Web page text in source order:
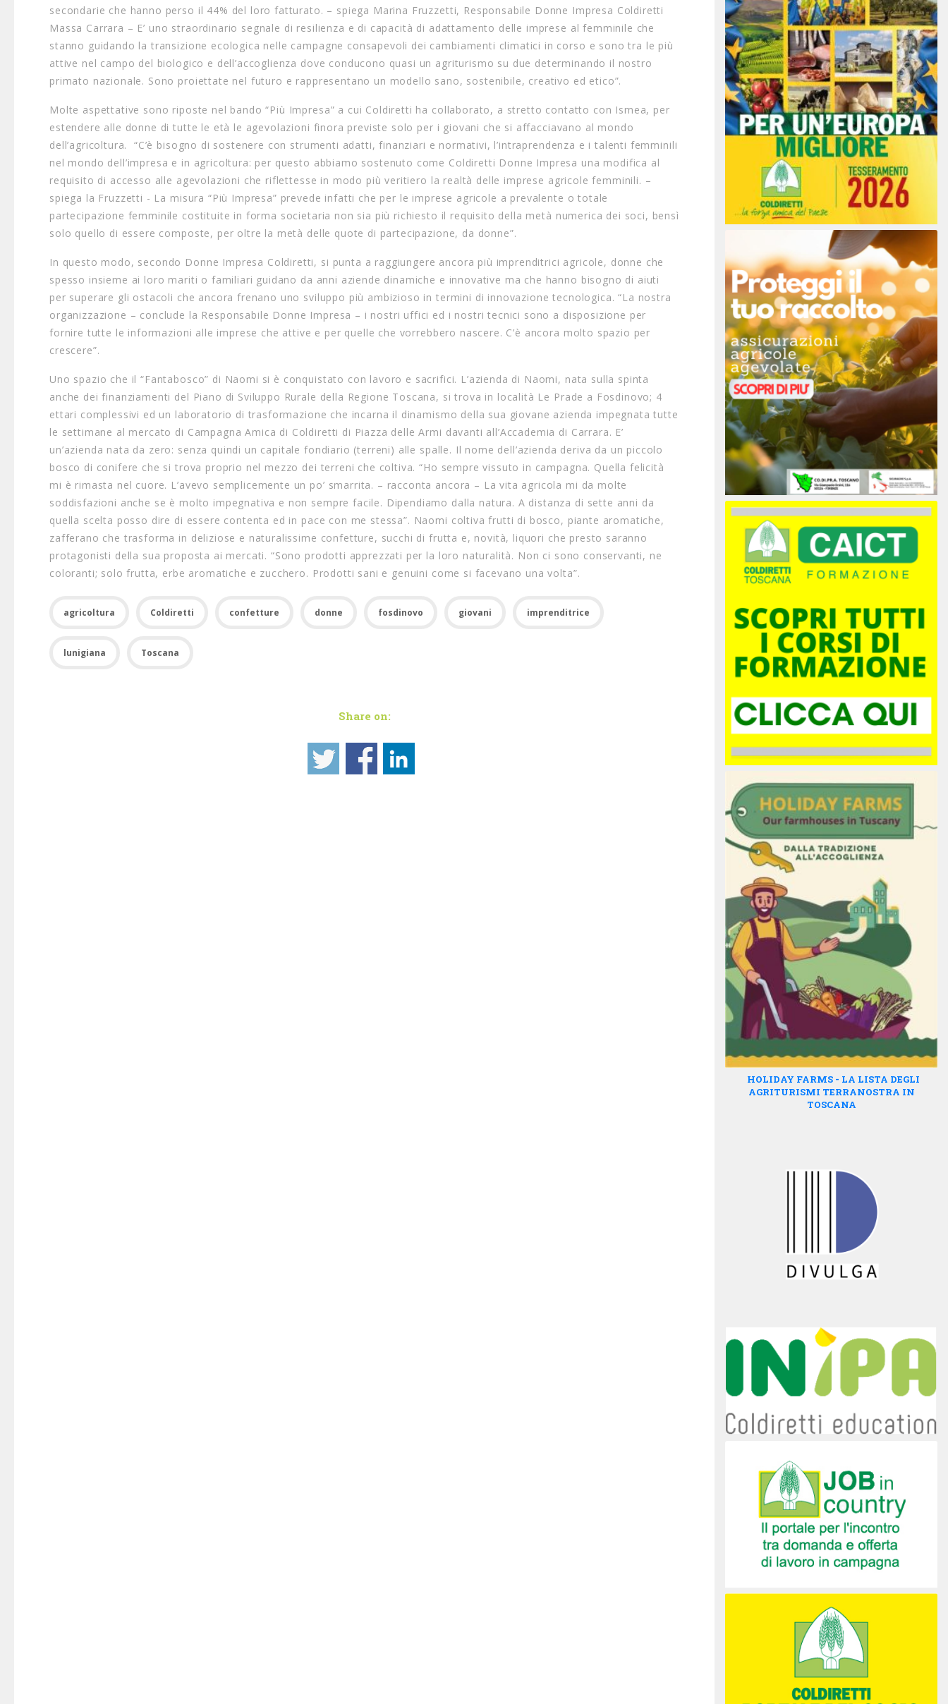
secondarie che hanno perso il 44% del loro fatturato. – spiega Marina Fruzzetti, Responsabile Donne Impresa Coldiretti
Massa Carrara – E’ uno straordinario segnale di resilienza e di capacità di adattamento delle imprese al femminile che
stanno guidando la transizione ecologica nelle campagne consapevoli dei cambiamenti climatici in corso e sono tra le più
attive nel campo del biologico e dell’accoglienza dove conducono quasi un agriturismo su due determinando il nostro
primato nazionale. Sono proiettate nel futuro e rappresentano un modello sano, sostenibile, creativo ed etico”.
Molte aspettative sono riposte nel bando “Più Impresa” a cui Coldiretti ha collaborato, a stretto contatto con Ismea, per
estendere alle donne di tutte le età le agevolazioni finora previste solo per i giovani che si affacciavano al mondo
dell’agricoltura. “C’è bisogno di sostenere con strumenti adatti, finanziari e normativi, l’intraprendenza e i talenti femminili
nel mondo dell’impresa e in agricoltura: per questo abbiamo sostenuto come Coldiretti Donne Impresa una modifica al
requisito di accesso alle agevolazioni che riflettesse in modo più veritiero la realtà delle imprese agricole femminili. –
spiega la Fruzzetti - La misura “Più Impresa” prevede infatti che per le imprese agricole a prevalente o totale
partecipazione femminile costituite in forma societaria non sia più richiesto il requisito della metà numerica dei soci, bensì
solo quello di essere composte, per oltre la metà delle quote di partecipazione, da donne”.
In questo modo, secondo Donne Impresa Coldiretti, si punta a raggiungere ancora più imprenditrici agricole, donne che
spesso insieme ai loro mariti o familiari guidano da anni aziende dinamiche e innovative ma che hanno bisogno di aiuti
per superare gli ostacoli che ancora frenano uno sviluppo più ambizioso in termini di innovazione tecnologica. “La nostra
organizzazione – conclude la Responsabile Donne Impresa – i nostri uffici ed i nostri tecnici sono a disposizione per
fornire tutte le informazioni alle imprese che attive e per quelle che vorrebbero nascere. C’è ancora molto spazio per
crescere”.
Uno spazio che il “Fantabosco” di Naomi si è conquistato con lavoro e sacrifici. L’azienda di Naomi, nata sulla spinta
anche dei finanziamenti del Piano di Sviluppo Rurale della Regione Toscana, si trova in località Le Prade a Fosdinovo; 4
ettari complessivi ed un laboratorio di trasformazione che incarna il dinamismo della sua giovane azienda impegnata tutte
le settimane al mercato di Campagna Amica di Coldiretti di Piazza delle Armi davanti all’Accademia di Carrara. E’
un’azienda nata da zero: senza quindi un capitale fondiario (terreni) alle spalle. Il nome dell’azienda deriva da un piccolo
bosco di conifere che si trova proprio nel mezzo dei terreni che coltiva. “Ho sempre vissuto in campagna. Quella felicità
mi è rimasta nel cuore. L’avevo semplicemente un po’ smarrita. – racconta ancora – La vita agricola mi da molte
soddisfazioni anche se è molto impegnativa e non sempre facile. Dipendiamo dalla natura. A distanza di sette anni da
quella scelta posso dire di essere contenta ed in pace con me stessa”. Naomi coltiva frutti di bosco, piante aromatiche,
zafferano che trasforma in deliziose e naturalissime confetture, succhi di frutta e, novità, liquori che presto saranno
protagonisti della sua proposta ai mercati. “Sono prodotti apprezzati per la loro naturalità. Non ci sono conservanti, ne
coloranti; solo frutta, erbe aromatiche e zucchero. Prodotti sani e genuini come si facevano una volta”.
agricoltura Coldiretti confetture donne fosdinovo giovani imprenditrice
lunigiana Toscana
Share on:
HOLIDAY FARMS - LA LISTA DEGLI
AGRITURISMI TERRANOSTRA IN
TOSCANA